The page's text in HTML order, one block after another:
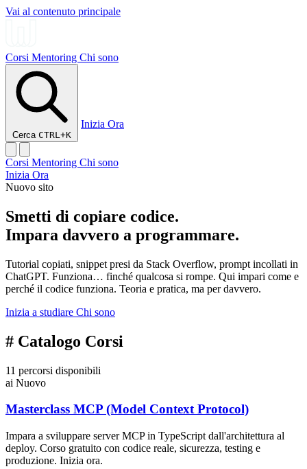
Vai al contenuto principale
Corsi Mentoring Chi sono
Cerca CTRL+K
Inizia Ora
Corsi Mentoring Chi sono
Inizia Ora
Nuovo sito
Smetti di copiare codice.
Impara davvero a programmare.
Tutorial copiati, snippet presi da Stack Overflow, prompt incollati in
ChatGPT. Funziona… finché qualcosa si rompe. Qui impari come e
perché il codice funziona. Teoria e pratica, ma per davvero.
Inizia a studiare Chi sono
# Catalogo Corsi
11 percorsi disponibili
ai Nuovo
Masterclass MCP (Model Context Protocol)
Impara a sviluppare server MCP in TypeScript dall'architettura al
deploy. Corso gratuito con codice reale, sicurezza, testing e
produzione. Inizia ora.